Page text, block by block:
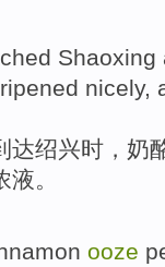
Shaoxing
ripened nicely,
达绍兴时 ， 奶
。
ooze